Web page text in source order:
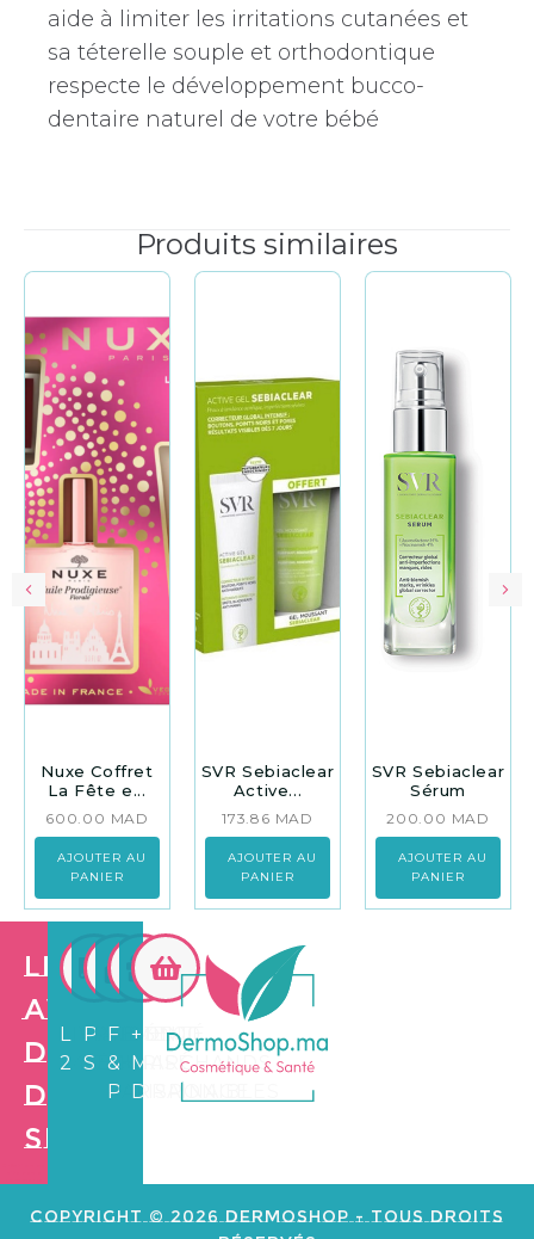
aide à limiter les irritations cutanées et
sa téterelle souple et orthodontique
respecte le développement bucco-
dentaire naturel de votre bébé
Produits similaires
Nuxe Coffret
La Fête e...
600.00 MAD
AJOUTER AU
PANIER
SVR Sebiaclear
Active...
173.86 MAD
AJOUTER AU
PANIER
SVR Sebiaclear
Sérum
200.00 MAD
AJOUTER AU
PANIER
Les
avantages
de
Dermo
Shop
LIVRAISON
24/72H
PAIEMENT
SÉCURISÉ
FIDÉLITÉ
&
PARRAINAGE
+3.500
MARCHANDS
DISPONIBLES
Copyright © 2026 Dermoshop - Tous Droits